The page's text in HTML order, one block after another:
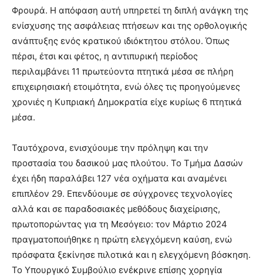
Φρουρά. Η απόφαση αυτή υπηρετεί τη διπλή ανάγκη της
ενίσχυσης της ασφάλειας πτήσεων και της ορθολογικής
ανάπτυξης ενός κρατικού ιδιόκτητου στόλου. Όπως
πέρσι, έτσι και φέτος, η αντιπυρική περίοδος
περιλαμβάνει 11 πρωτεύοντα πτητικά μέσα σε πλήρη
επιχειρησιακή ετοιμότητα, ενώ όλες τις προηγούμενες
χρονιές η Κυπριακή Δημοκρατία είχε κυρίως 6 πτητικά
μέσα.
Ταυτόχρονα, ενισχύουμε την πρόληψη και την
προστασία του δασικού μας πλούτου. Το Τμήμα Δασών
έχει ήδη παραλάβει 127 νέα οχήματα και αναμένει
επιπλέον 29. Επενδύουμε σε σύγχρονες τεχνολογίες
αλλά και σε παραδοσιακές μεθόδους διαχείρισης,
πρωτοπορώντας για τη Μεσόγειο: τον Μάρτιο 2024
πραγματοποιήθηκε η πρώτη ελεγχόμενη καύση, ενώ
πρόσφατα ξεκίνησε πιλοτικά και η ελεγχόμενη βόσκηση.
Το Υπουργικό Συμβούλιο ενέκρινε επίσης χορηγία